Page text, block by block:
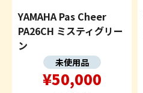
YAMAHA Pas Cheer
PA26CH ミスティグリー
ン
未使用品
¥50,000